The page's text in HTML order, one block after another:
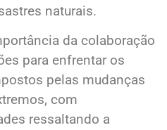
naturais.
da colaboração
para enfrentar os
pelas mudanças
com
ressaltando a